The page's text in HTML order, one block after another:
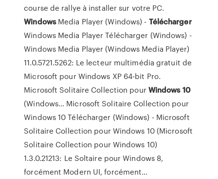
course de rallye à installer sur votre PC.
WindowsMedia Player (Windows) - Télécharger
Windows Media Player Télécharger (Windows) -
Windows Media Player (Windows Media Player)
11.0.5721.5262: Le lecteur multimédia gratuit de
Microsoft pour Windows XP 64-bit Pro.
Microsoft Solitaire Collection pourWindows 10
(Windows… Microsoft Solitaire Collection pour
Windows 10 Télécharger (Windows) - Microsoft
Solitaire Collection pour Windows 10 (Microsoft
Solitaire Collection pour Windows 10)
1.3.0.21213: Le Soltaire pour Windows 8,
forcément Modern UI, forcément…